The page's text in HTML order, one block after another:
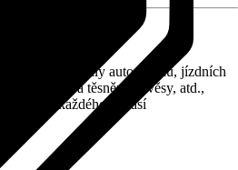
a lakované díly automobilů, jízdních
gumová těsnění, závěsy, atd.,
do každého počasí